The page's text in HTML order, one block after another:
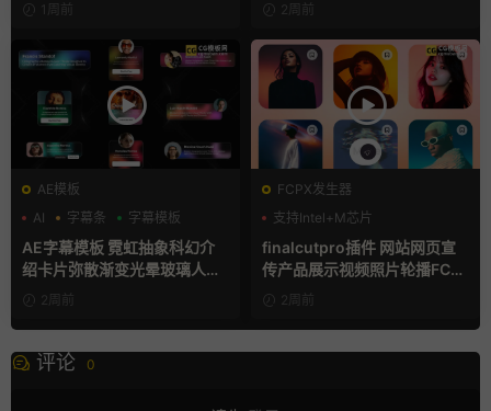
1周前 2周前
AE模板
AI
字幕条 字幕模板
AE字幕模板 霓虹抽象科幻介
绍卡片弥散渐变光晕玻璃人名
2周前
FCPX发生器
支持Intel+M芯片
finalcutpro插件 网站网页宣
传产品展示视频照片轮播FCP
X插件2周前
评论 0